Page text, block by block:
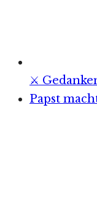
⚔️
Papst